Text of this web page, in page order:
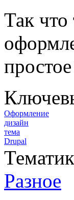
Так что
Оформление
дизайн
тема
Drupal
Разное